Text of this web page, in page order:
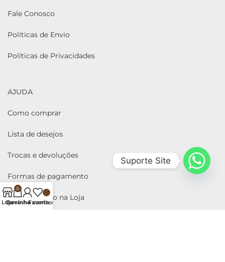
Fale Conosco
Políticas de Envio
Políticas de Privacidades
AJUDA
Como comprar
Lista de desejos
Trocas e devoluções
Formas de pagamento
Retirar pedido na Loja
Loja
0
Carrinho
A minha conta
Favoritos
Suporte Site